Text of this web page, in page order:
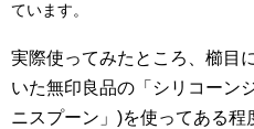
ています。
実際使ってみたところ、櫛目
いた無印良品の「シリコーン
ニスプーン」)を使ってある